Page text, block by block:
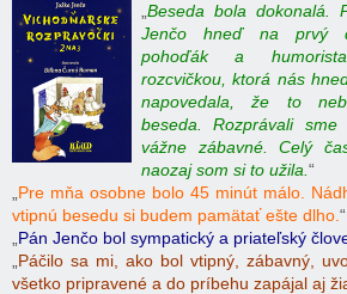
Beseda bola dokonalá.
Jenčo hneď na prvý
pohoďák a
rozcvičkou, ktorá nás
napovedala, že to
beseda. Rozprávali
vážne zábavné. Celý
naozaj som si to užila. “
Pre mňa osobne bolo 45 minút málo.
vtipnú besedu si budem pamätať ešte dlho. “
Pán Jenčo bol sympatický a priateľský
Páčilo sa mi, ako bol vtipný, zábavný,
všetko pripravené a do príbehu zapájal aj